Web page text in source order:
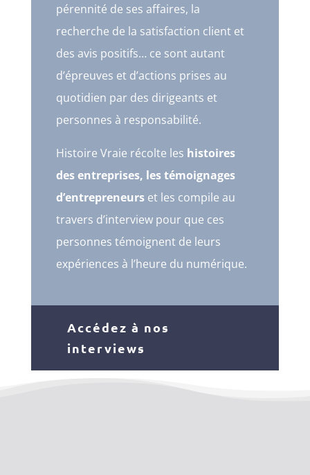
pérennité de ses affaires, la
recherche de la satisfaction client et
des avis positifs… ce sont autant
d’épreuves et d’actions prises au
quotidien par des dirigeants et
personnes à responsabilité.
Histoire Vraie récolte les histoires
des entreprises, les témoignages
d’entrepreneurset les compile au
travers d’interview pour que ces
personnes témoignent de leurs
expériences à l’heure du numérique.
Accédez à nos
interviews